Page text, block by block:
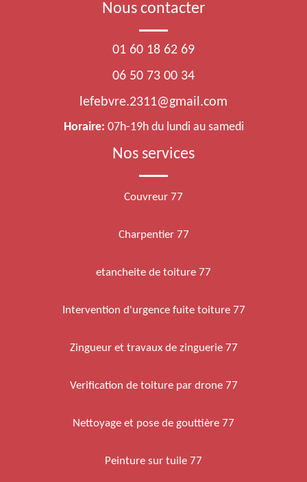
Nous contacter
01 60 18 62 69
06 50 73 00 34
lefebvre.2311@gmail.com
Horaire: 07h-19h du lundi au samedi
Nos services
Couvreur 77
Charpentier 77
etancheite de toiture 77
Intervention d'urgence fuite toiture 77
Zingueur et travaux de zinguerie 77
Verification de toiture par drone 77
Nettoyage et pose de gouttière 77
Peinture sur tuile 77